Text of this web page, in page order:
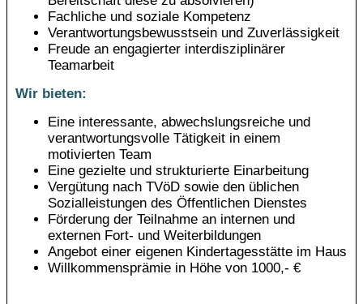
Fachliche und soziale Kompetenz
Verantwortungsbewusstsein und Zuverlässigkeit
Freude an engagierter interdisziplinärer
Teamarbeit
Wir bieten:
Eine interessante, abwechslungsreiche und
verantwortungsvolle Tätigkeit in einem
motivierten Team
Eine gezielte und strukturierte Einarbeitung
Vergütung nach TVöD sowie den üblichen
Sozialleistungen des Öffentlichen Dienstes
Förderung der Teilnahme an internen und
externen Fort- und Weiterbildungen
Angebot einer eigenen Kindertagesstätte im Haus
Willkommensprämie in Höhe von 1000,- €